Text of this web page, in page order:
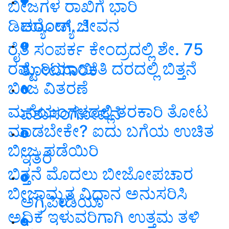
ಆರೋಗ್ಯ ಜೀವನ
ತೋಟಗಾರಿಕೆ
ಪಶುಸಂಗೋಪನೆ
ಇತರೆ
ಅಗ್ರಿಪೀಡಿಯಾ
ಬೀಜಗಳ ರಾಖಿಗೆ ಭಾರಿ
ಡಿಮ್ಯಾಂಡ್...!
ರೈತ ಸಂಪರ್ಕ ಕೇಂದ್ರದಲ್ಲಿ ಶೇ. 75
ರಷ್ಟು ರಿಯಾಯಿತಿ ದರದಲ್ಲಿ ಬಿತ್ತನೆ
ಬೀಜ ವಿತರಣೆ
ಮನೆಯಂಗಳದಲ್ಲಿ ತರಕಾರಿ ತೋಟ
ಮಾಡಬೇಕೇ? ಐದು ಬಗೆಯ ಉಚಿತ
ಬೀಜ ಪಡೆಯಿರಿ
ಬಿತ್ತನೆ ಮೊದಲು ಬೀಜೋಪಚಾರ
ಬೀಜಾಮೃತ ವಿಧಾನ ಅನುಸರಿಸಿ
ಅಧಿಕ ಇಳುವರಿಗಾಗಿ ಉತ್ತಮ ತಳಿ